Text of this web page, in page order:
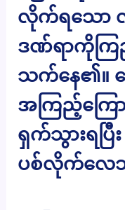
လိုက်ရသော
ဒဏ်ရာကိုကြ
သက်နေ၏။
အကြည့်ကြေ
ရှက်သွားရပြီ
ပစ်လိုက်လေ